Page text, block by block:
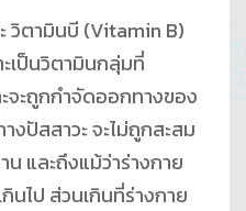
วิตามินบี (Vitamin B)
เป็นวิตามินกลุ่มที่
จะถูกกำจัดออกทางของ
งปัสสาวะ จะไม่ถูกสะสม
น และถึงแม้ว่าร่างกาย
นไป ส่วนเกินที่ร่างกาย